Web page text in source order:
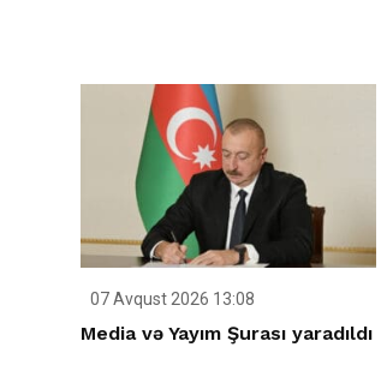
07 Avqust 2026 13:08
Media və Yayım Şurası yaradıldı